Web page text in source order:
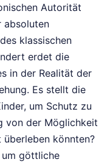
Autorität
absoluten
klassischen
erdet die
in der Realität der
Es stellt die
um Schutz zu
von der Möglichkeit
könnten?
um göttliche